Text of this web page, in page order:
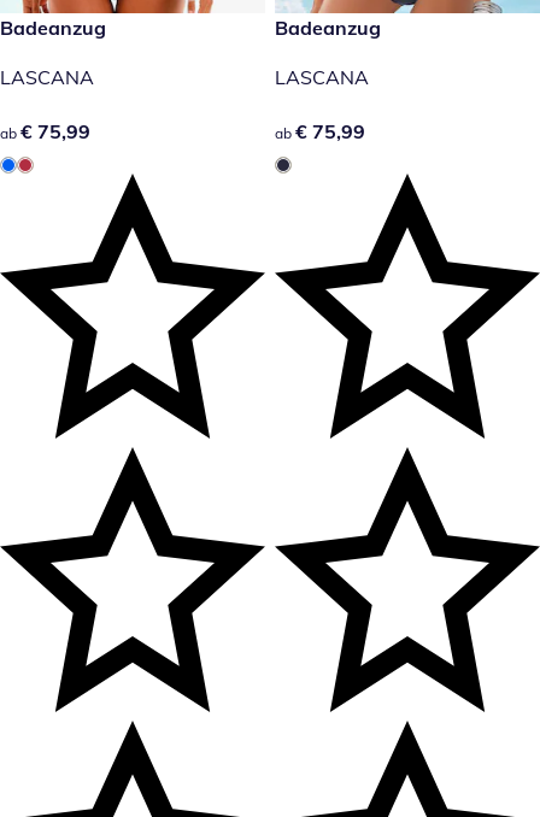
€ 75,99
Badeanzug
LASCANA
€ 75,99
ab € 75,99
€ 75,99
Badeanzug
LASCANA
€ 75,99
ab € 75,99